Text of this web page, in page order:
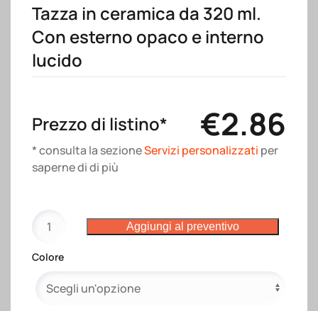
Tazza in ceramica da 320 ml.
Con esterno opaco e interno
lucido
Prezzo di listino* €2.86
* consulta la sezioneServizi personalizzati per
saperne di di più
ceramica
320
Aggiungi al preventivo
Colore